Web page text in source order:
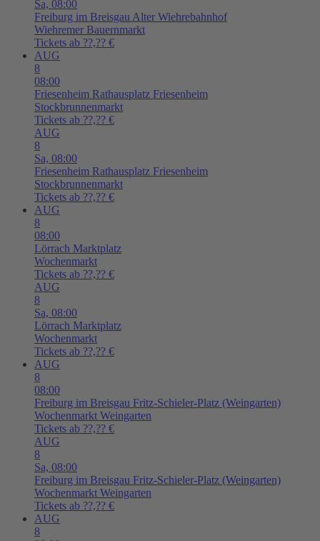
Sa, 08:00
Freiburg im Breisgau Alter Wiehrebahnhof
Wiehremer Bauernmarkt
Tickets ab ??,?? €
AUG
8
08:00
Friesenheim Rathausplatz Friesenheim
Stockbrunnenmarkt
Tickets ab ??,?? €
AUG
8
Sa, 08:00
Friesenheim Rathausplatz Friesenheim
Stockbrunnenmarkt
Tickets ab ??,?? €
AUG
8
08:00
Lörrach Marktplatz
Wochenmarkt
Tickets ab ??,?? €
AUG
8
Sa, 08:00
Lörrach Marktplatz
Wochenmarkt
Tickets ab ??,?? €
AUG
8
08:00
Freiburg im Breisgau Fritz-Schieler-Platz (Weingarten)
Wochenmarkt Weingarten
Tickets ab ??,?? €
AUG
8
Sa, 08:00
Freiburg im Breisgau Fritz-Schieler-Platz (Weingarten)
Wochenmarkt Weingarten
Tickets ab ??,?? €
AUG
8